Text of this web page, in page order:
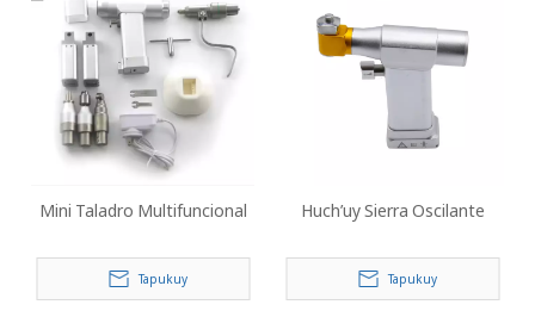
Mini Taladro Multifuncional
Tapukuy
Huch’uy Sierra Oscilante
Tapukuy